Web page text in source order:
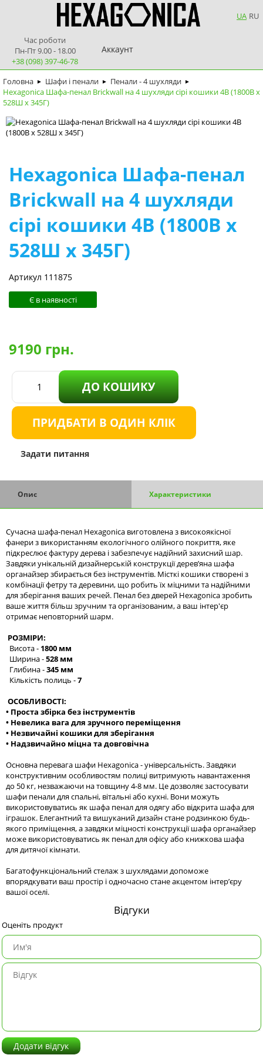
UA RU
Час роботи
Пн-Пт 9.00 - 18.00
+38 (098) 397-46-78
Аккаунт
Головна ► Шафи і пенали ► Пенали - 4 шухляди ►
Hexagonica Шафа-пенал Brickwall на 4 шухляди сірі кошики 4В (1800В х
528Ш х 345Г)
Hexagonica Шафа-пенал
Brickwall на 4 шухляди
сірі кошики 4В (1800В х
528Ш х 345Г)
Артикул 111875
Є в наявності
9190 грн.
ДО КОШИКУ
ПРИДБАТИ В ОДИН КЛІК
Задати питання
Опис Характеристики
Сучасна шафа-пенал Hexagonica виготовлена з високоякісної
фанери з використанням екологічного олійного покриття, яке
підкреслює фактуру дерева і забезпечує надійний захисний шар.
Завдяки унікальній дизайнерській конструкції дерев’яна шафа
органайзер збирається без інструментів. Місткі кошики створені з
комбінації фетру та деревини, що робить їх міцними та надійними
для зберігання ваших речей. Пенал без дверей Hexagonica зробить
ваше життя більш зручним та організованим, а ваш інтер'єр
отримає неповторний шарм.
РОЗМІРИ:
Висота - 1800 мм
Ширина -528 мм
Глибина -345 мм
Кількість полиць -7
ОСОБЛИВОСТІ:
• Проста збірка без інструментів
• Невелика вага для зручного переміщення
• Незвичайні кошики для зберігання
• Надзвичайно міцна та довговічна
Основна перевага шафи Hexagonica - універсальність. Завдяки
конструктивним особливостям полиці витримують навантаження
до 50 кг, незважаючи на товщину 4-8 мм. Це дозволяє застосувати
шафи пенали для спальні, вітальні або кухні. Вони можуть
використовуватись як шафа пенал для одягу або відкрита шафа для
іграшок. Елегантний та вишуканий дизайн стане родзинкою будь-
якого приміщення, а завдяки міцності конструкції шафа органайзер
може використовуватись як пенал для офісу або книжкова шафа
для дитячої кімнати.
Багатофункціональний стелаж з шухлядами допоможе
впорядкувати ваш простір і одночасно стане акцентом інтер’єру
вашої оселі.
Відгуки
Оценіть продукт
Додати відгук